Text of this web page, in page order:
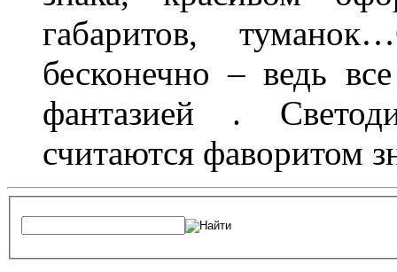
габаритов,
бесконечно – ведь
фантазией .
считаются фаворитом